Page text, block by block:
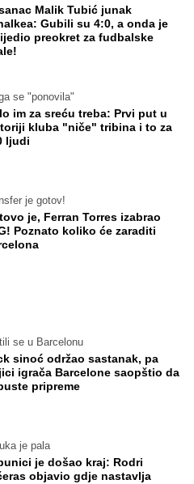
Malik Tubić junak
Gubili su 4:0, a onda je
preokret za fudbalske
se "ponovila"
im za sreću treba: Prvi put u
kluba "niče" tribina i to za
ljudi
je gotov!
je, Ferran Torres izabrao
Poznato koliko će zaraditi
se u Barcelonu
sinoć održao sastanak, pa
igrača Barcelone saopštio da
pripreme
je pala
je došao kraj: Rodri
objavio gdje nastavlja